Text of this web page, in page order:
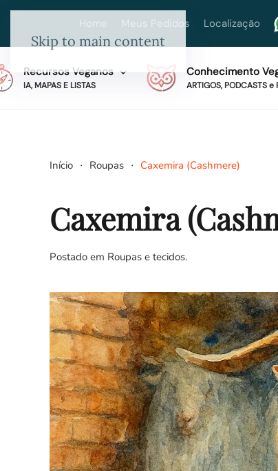
Skip to main content
Home Meus Pedidos Localização
Recursos Veganos
IA, MAPAS E LISTAS
Conhecimento
ARTIGOS, PODCASTS e
Início Roupas Caxemira (Cashmere)
Caxemira
Postado em Roupas e tecidos.